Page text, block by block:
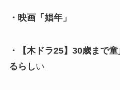
・映画「娼年」
・【木ドラ25】30歳まで
るらしい